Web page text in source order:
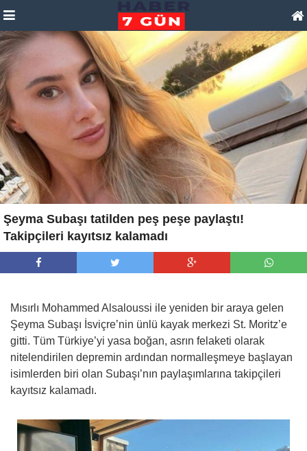
Şeyma Subaşı tatilden peş peşe paylaştı!
Takipçileri kayıtsız kalamadı
Mısırlı Mohammed Alsaloussi ile yeniden bir araya gelen
Şeyma Subaşı İsviçre’nin ünlü kayak merkezi St. Moritz’e
gitti. Tüm Türkiye’yi yasa boğan, asrın felaketi olarak
nitelendirilen depremin ardından normalleşmeye başlayan
isimlerden biri olan Subaşı’nın paylaşımlarına takipçileri
kayıtsız kalamadı.